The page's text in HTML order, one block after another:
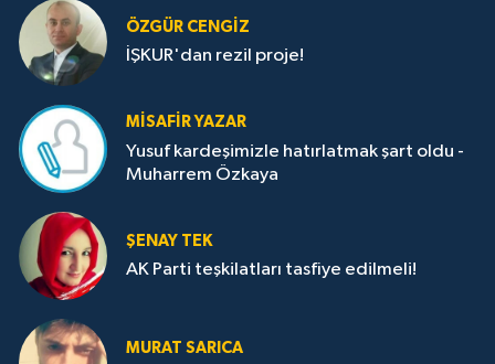
ÖZGÜR CENGIZ
İŞKUR'dan rezil proje!
MISAFIR YAZAR
Yusuf kardeşimizle hatırlatmak şart oldu -
Muharrem Özkaya
ŞENAY TEK
AK Parti teşkilatları tasfiye edilmeli!
MURAT SARICA